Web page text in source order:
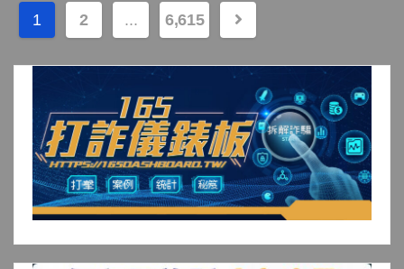
文
章
頁
1 2 ... 6,615